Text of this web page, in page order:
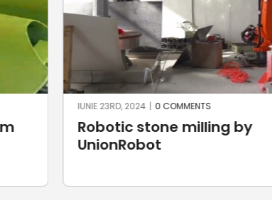
Robotic stone milling by
UnionRobot
IUNIE 23RD, 2024 | 0 COMMENTS